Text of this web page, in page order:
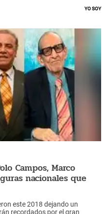
Yo soy
Campos, Marco
nacionales que
este 2018 dejando un
recordados por el gran